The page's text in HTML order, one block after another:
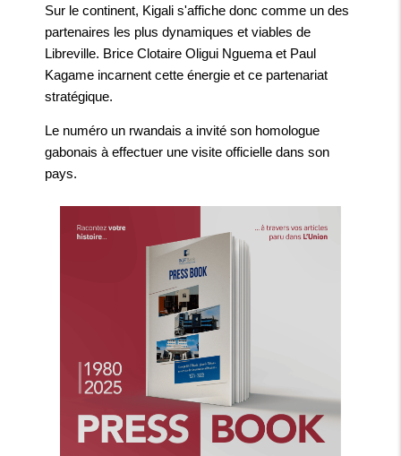
Sur le continent, Kigali s'affiche donc comme un des
partenaires les plus dynamiques et viables de
Libreville. Brice Clotaire Oligui Nguema et Paul
Kagame incarnent cette énergie et ce partenariat
stratégique.
Le numéro un rwandais a invité son homologue
gabonais à effectuer une visite officielle dans son
pays.